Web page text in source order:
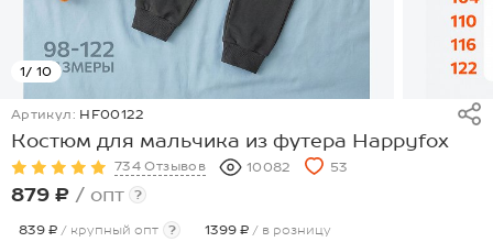
1/ 10
Артикул: HF00122
Костюм для мальчика из футера Happyfox
734 Отзывов 10082 53
879 ₽ / опт ?
839 ₽ / крупный опт ? 1399 ₽ / в розницу